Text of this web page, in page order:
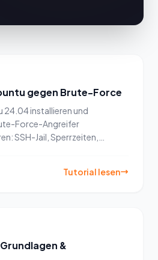
gegen Brute-Force
24.04 installieren und
Force-Angreifer
SSH-Jail, Sperrzeiten,
Tutorial lesen
&